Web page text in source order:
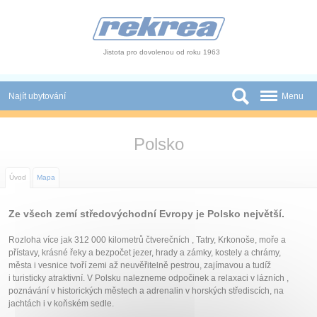
Jistota pro dovolenou od roku 1963
Najít ubytování
Skupiny a konference
Novinky
Atrakce
O nás
Menu
Polsko
Úvod Mapa
Ze všech zemí středovýchodní Evropy je Polsko největší.
Rozloha více jak 312 000 kilometrů čtverečních , Tatry, Krkonoše, moře a
přístavy, krásné řeky a bezpočet jezer, hrady a zámky, kostely a chrámy,
města i vesnice tvoří zemi až neuvěřitelně pestrou, zajímavou a tudíž
i turisticky atraktivní. V Polsku nalezneme odpočinek a relaxaci v lázních ,
poznávání v historických městech a adrenalin v horských střediscích, na
jachtách i v koňském sedle.